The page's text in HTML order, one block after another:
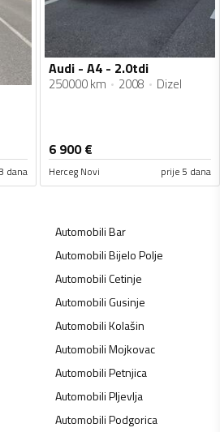
dana
Audi - A4 - 2.0tdi
250000 km 2008 Dizel
6 900€
Herceg Novi prije 5 dana
AutomobiliBar
AutomobiliBijelo Polje
AutomobiliCetinje
AutomobiliGusinje
AutomobiliKolašin
AutomobiliMojkovac
AutomobiliPetnjica
AutomobiliPljevlja
AutomobiliPodgorica